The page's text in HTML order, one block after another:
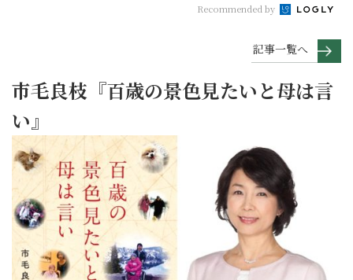
Recommended by
記事一覧へ
市毛良枝『百歳の景色見たいと母は言
い』